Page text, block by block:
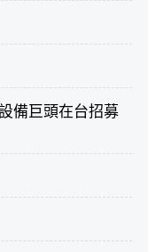
備巨頭在台招募